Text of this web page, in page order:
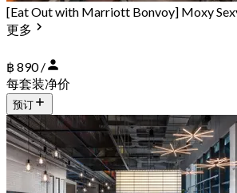
[Eat Out with Marriott Bonvoy] Moxy
更多
฿ 890 /
每套装净价
预订